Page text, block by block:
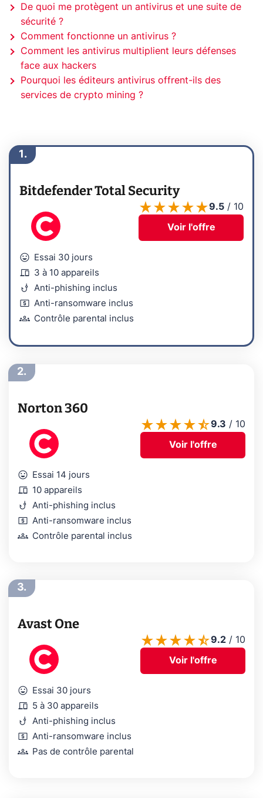
De quoi me protègent un antivirus et une suite de
sécurité ?
Comment fonctionne un antivirus ?
Comment les antivirus multiplient leurs défenses
face aux hackers
Pourquoi les éditeurs antivirus offrent-ils des
services de crypto mining ?
1.
Bitdefender Total Security
mood Essai 30 jours
devices 3 à 10 appareils
phishing Anti-phishing inclus
local_atm Anti-ransomware inclus
groups Contrôle parental inclus
9.5 / 10
Voir l'offre
2.
Norton 360
mood Essai 14 jours
devices 10 appareils
phishing Anti-phishing inclus
local_atm Anti-ransomware inclus
groups Contrôle parental inclus
9.3 / 10
Voir l'offre
3.
Avast One
mood Essai 30 jours
devices 5 à 30 appareils
phishing Anti-phishing inclus
local_atm Anti-ransomware inclus
groups Pas de contrôle parental
9.2 / 10
Voir l'offre